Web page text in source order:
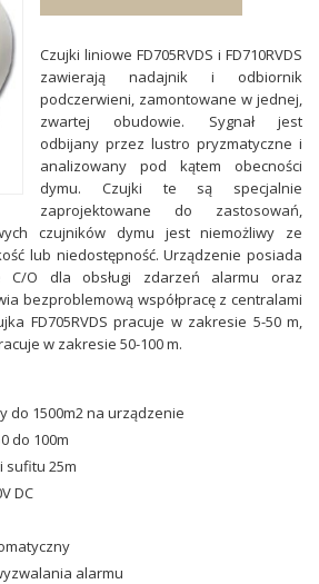
Czujki liniowe FD705RVDS i FD710RVDS
zawierają nadajnik i odbiornik
podczerwieni, zamontowane w jednej,
zwartej obudowie. Sygnał jest
odbijany przez lustro pryzmatyczne i
analizowany pod kątem obecności
dymu. Czujki te są specjalnie
zaprojektowane do zastosowań,
czujników dymu jest niemożliwy ze
lub niedostępność. Urządzenie posiada
C/O dla obsługi zdarzeń alarmu oraz
bezproblemową współpracę z centralami
FD705RVDS pracuje w zakresie 5-50 m,
w zakresie 50-100 m.
do 1500m2 na urządzenie
do 100m
sufitu 25m
DC
alarmu